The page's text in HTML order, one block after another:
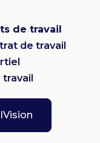
de travail
de travail